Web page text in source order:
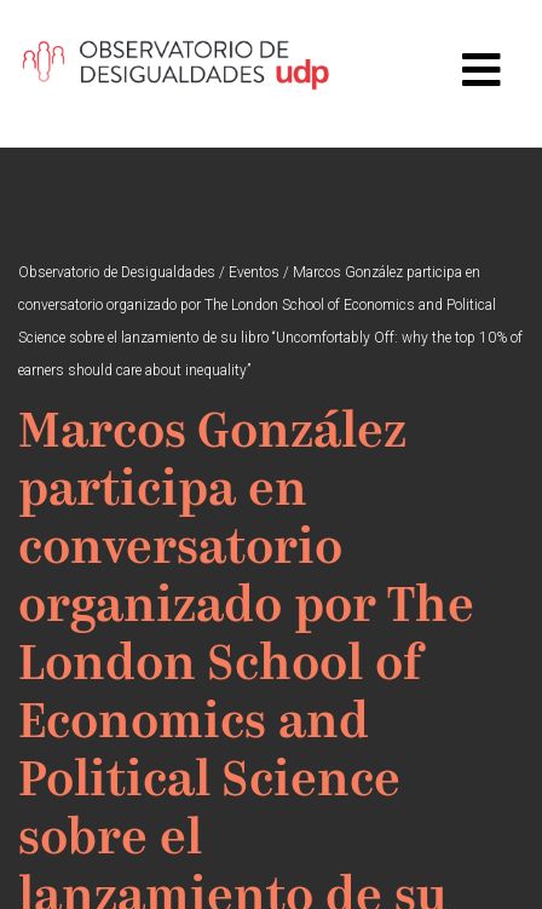
Observatorio de Desigualdades / Eventos / Marcos González participa en
conversatorio organizado por The London School of Economics and Political
Science sobre el lanzamiento de su libro “Uncomfortably Off: why the top 10% of
earners should care about inequality”
Marcos González
participa en
conversatorio
organizado por The
London School of
Economics and
Political Science
sobre el
lanzamiento de su